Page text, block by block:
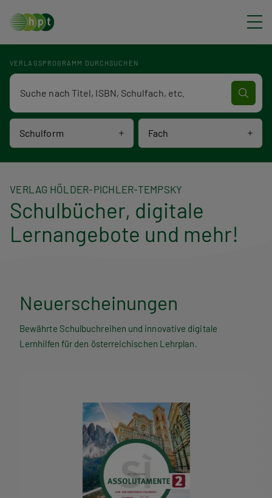
VERLAGSPROGRAMM DURCHSUCHEN
Schulform Fach
Verlagsprogramm Volltextsuche
VERLAG HÖLDER-PICHLER-TEMPSKY
Schulbücher, digitale
Lernangebote und mehr!
Neuerscheinungen
Bewährte Schulbuchreihen und innovative digitale
Lernhilfen für den österreichischen Lehrplan.